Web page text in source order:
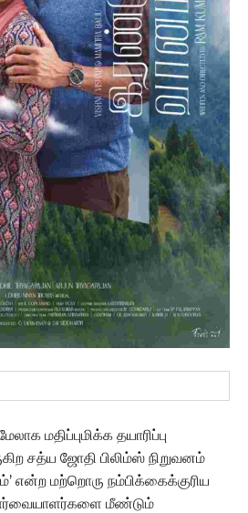
மதிப்புமிக்க தயாரிப்பு
சத்ய ஜோதி பிலிம்ஸ் நிறுவனம்
என்ற மற்றொரு நம்பிக்கைக்குரிய
மீண்டும்